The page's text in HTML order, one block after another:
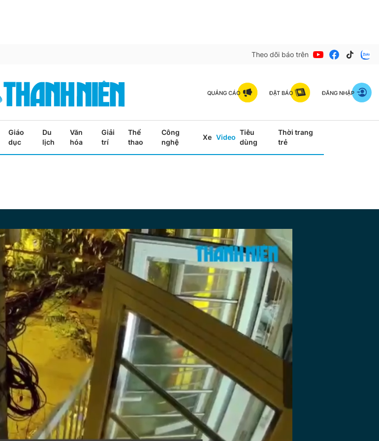
Theo dõi báo trên
QUẢNG CÁO ĐẶT BÁO ĐĂNG NHẬP
Giáo
dục
Du
lịch
Văn
hóa
Giải
trí
Thể
thao
Công
nghệ
Xe Video
Tiêu
dùng
Thời trang
trẻ